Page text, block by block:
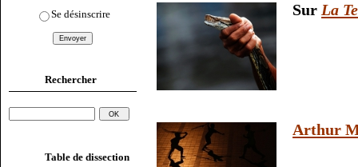
Se désinscrire
Rechercher
Table de dissection
Sur La
Arthur